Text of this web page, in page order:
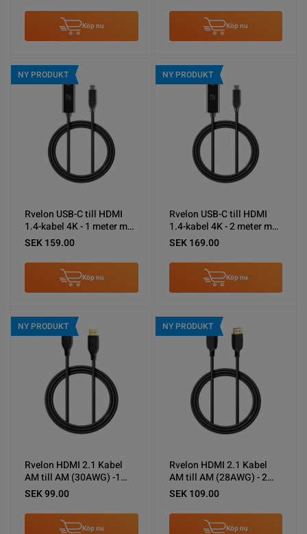
Köp nu Köp nu
NY PRODUKT
Rvelon USB-C till HDMI
1.4-kabel 4K - 1 meter med
chipset
SEK 159.00
Köp nu
NY PRODUKT
Rvelon USB-C till HDMI
1.4-kabel 4K - 2 meter med
chipset
SEK 169.00
Köp nu
NY PRODUKT
Rvelon HDMI 2.1 Kabel
AM till AM (30AWG) -1
meter
SEK 99.00
Köp nu
NY PRODUKT
Rvelon HDMI 2.1 Kabel
AM till AM (28AWG) - 2
meter
SEK 109.00
Köp nu